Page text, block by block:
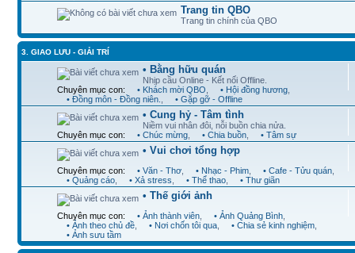
Trang tin QBO
Trang tin chính của QBO
3. GIAO LƯU - GIẢI TRÍ
• Bằng hữu quán
Nhịp cầu Online - Kết nối Offline.
Chuyên mục con:
• Khách mời QBO • Hội đồng hương
• Đồng môn - Đồng niên.
• Gặp gỡ - Offline
• Cung hỷ - Tâm tình
Niềm vui nhân đôi, nỗi buồn chia nửa.
Chuyên mục con:
• Chúc mừng • Chia buồn • Tâm sự
• Vui chơi tổng hợp
Chuyên mục con: • Văn - Thơ • Nhạc - Phim • Cafe - Tửu quán
• Quảng cáo
• Xả stress • Thể thao • Thư giãn
• Thế giới ảnh
Chuyên mục con: • Ảnh thành viên • Ảnh Quảng Bình
• Ảnh theo chủ đề
• Nơi chốn tôi qua • Chia sẻ kinh nghiệm
• Ảnh sưu tầm